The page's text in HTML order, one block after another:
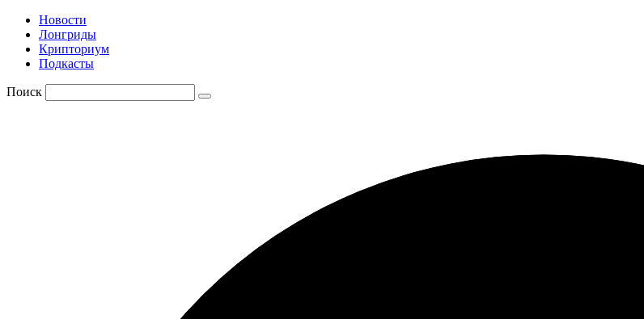
Новости
Лонгриды
Крипториум
Подкасты
Поиск